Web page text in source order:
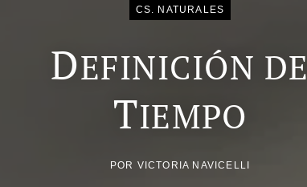
CS. NATURALES
DEFINICIÓN DE
TIEMPO
POR VICTORIA NAVICELLI